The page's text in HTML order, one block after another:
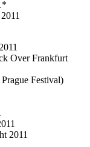
Over Frankfurt
Festival)
2011